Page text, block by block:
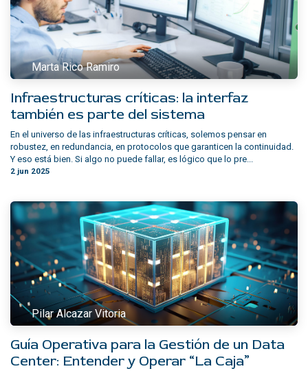
Marta Rico Ramiro
Infraestructuras críticas: la interfaz
también es parte del sistema
En el universo de las infraestructuras críticas, solemos pensar en
robustez, en redundancia, en protocolos que garanticen la continuidad.
Y eso está bien. Si algo no puede fallar, es lógico que lo pre...
2 jun 2025
Pilar Alcazar Vitoria
Guía Operativa para la Gestión de un Data
Center: Entender y Operar “La Caja”